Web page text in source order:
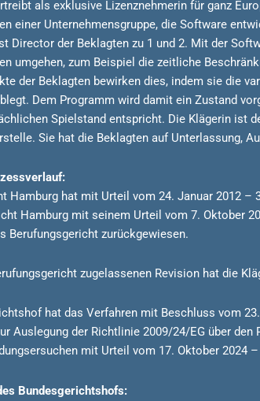
als exklusive Lizenznehmerin für ganz
einer Unternehmensgruppe, die Software
Director der Beklagten zu 1 und 2. Mit der
umgehen, zum Beispiel die zeitliche
der Beklagten bewirken dies, indem sie die
Dem Programm wird damit ein Zustand
Spielstand entspricht. Die Klägerin ist
Sie hat die Beklagten auf Unterlassung,
Hamburg hat mit Urteil vom 24. Januar 2012 –
Hamburg mit seinem Urteil vom 7. Oktober
Berufungsgericht zurückgewiesen.
zugelassenen Revision hat die
hat das Verfahren mit Beschluss vom
Auslegung der Richtlinie 2009/24/EG über
mit Urteil vom 17. Oktober 2024
Bundesgerichtshofs: